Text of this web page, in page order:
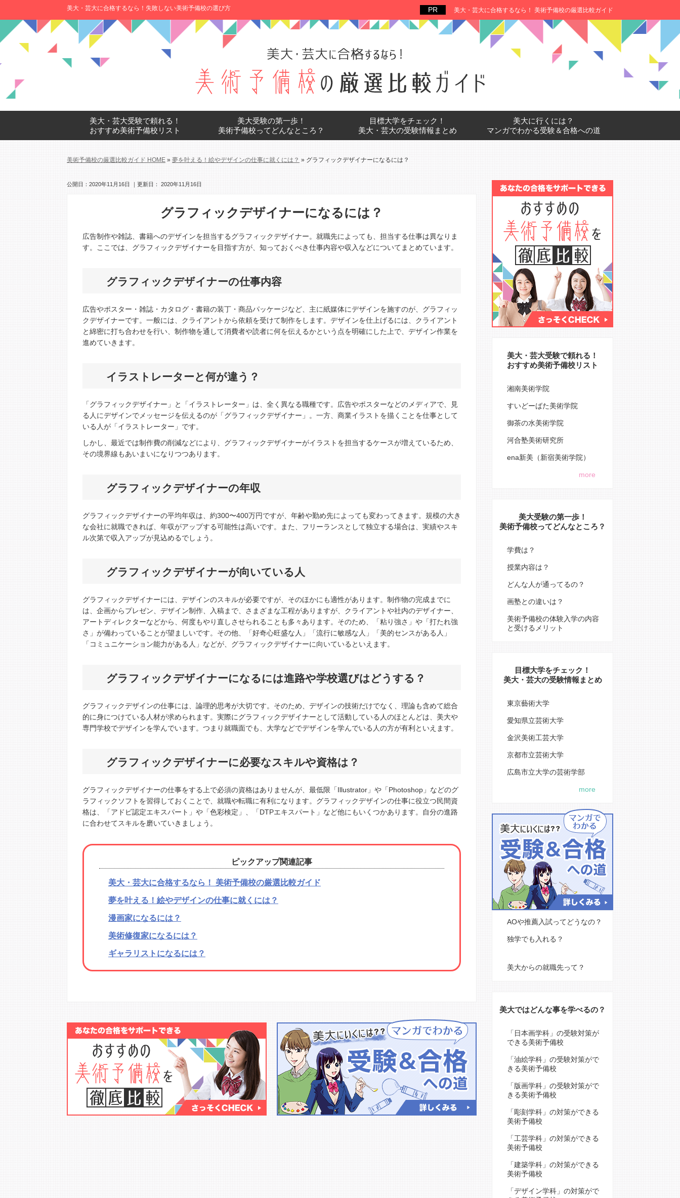
美大・芸大に合格するなら！ 美術予備校の厳選比較ガイド
美大・芸大に合格するなら！失敗しない美術予備校の選び方
美大・芸大受験で頼れる！
おすすめ美術予備校リスト
美大受験の第一歩！
美術予備校ってどんなところ？
目標大学をチェック！
美大・芸大の受験情報まとめ
美大に行くには？
マンガでわかる受験＆合格への道
美術予備校の厳選比較ガイド HOME » 夢を叶える！絵やデザインの仕事に就くには？ » グラフィックデザイナーになるには？
公開日： 2020年11月16日 ｜更新日： 2020年11月16日
グラフィックデザイナーになるには？
広告制作や雑誌、書籍へのデザインを担当するグラフィックデザイナー。就職先によっても、担当する仕事は異なりま
す。ここでは、グラフィックデザイナーを目指す方が、知っておくべき仕事内容や収入などについてまとめています。
グラフィックデザイナーの仕事内容
広告やポスター・雑誌・カタログ・書籍の装丁・商品パッケージなど、主に紙媒体にデザインを施すのが、グラフィッ
クデザイナーです。一般には、クライアントから依頼を受けて制作をします。デザインを仕上げるには、クライアント
と綿密に打ち合わせを行い、制作物を通して消費者や読者に何を伝えるかという点を明確にした上で、デザイン作業を
進めていきます。
イラストレーターと何が違う？
「グラフィックデザイナー」と「イラストレーター」は、全く異なる職種です。広告やポスターなどのメディアで、見
る人にデザインでメッセージを伝えるのが「グラフィックデザイナー」。一方、商業イラストを描くことを仕事として
いる人が「イラストレーター」です。
しかし、最近では制作費の削減などにより、グラフィックデザイナーがイラストを担当するケースが増えているため、
その境界線もあいまいになりつつあります。
グラフィックデザイナーの年収
グラフィックデザイナーの平均年収は、約300〜400万円ですが、年齢や勤め先によっても変わってきます。規模の大き
な会社に就職できれば、年収がアップする可能性は高いです。また、フリーランスとして独立する場合は、実績やスキ
ル次第で収入アップが見込めるでしょう。
グラフィックデザイナーが向いている人
グラフィックデザイナーには、デザインのスキルが必要ですが、そのほかにも適性があります。制作物の完成までに
は、企画からプレゼン、デザイン制作、入稿まで、さまざまな工程がありますが、クライアントや社内のデザイナー、
アートディレクターなどから、何度もやり直しさせられることも多々あります。そのため、「粘り強さ」や「打たれ強
さ」が備わっていることが望ましいです。その他、「好奇心旺盛な人」「流行に敏感な人」「美的センスがある人」
「コミュニケーション能力がある人」などが、グラフィックデザイナーに向いているといえます。
グラフィックデザイナーになるには進路や学校選びはどうする？
グラフィックデザインの仕事には、論理的思考が大切です。そのため、デザインの技術だけでなく、理論も含めて総合
的に身につけている人材が求められます。実際にグラフィックデザイナーとして活動している人のほとんどは、美大や
専門学校でデザインを学んでいます。つまり就職面でも、大学などでデザインを学んでいる人の方が有利といえます。
グラフィックデザイナーに必要なスキルや資格は？
グラフィックデザイナーの仕事をする上で必須の資格はありませんが、最低限「Illustrator」や「Photoshop」などのグ
ラフィックソフトを習得しておくことで、就職や転職に有利になります。グラフィックデザインの仕事に役立つ民間資
格は、「アドビ認定エキスパート」や「色彩検定」、「DTPエキスパート」など他にもいくつかあります。自分の進路
に合わせてスキルを磨いていきましょう。
ピックアップ関連記事
美大・芸大に合格するなら！ 美術予備校の厳選比較ガイド
夢を叶える！絵やデザインの仕事に就くには？
漫画家になるには？
美術修復家になるには？
ギャラリストになるには？
美大・芸大受験で頼れる！
おすすめ美術予備校リスト
湘南美術学院
すいどーばた美術学院
御茶の水美術学院
河合塾美術研究所
ena新美（新宿美術学院）
more
美大受験の第一歩！
美術予備校ってどんなところ？
学費は？
授業内容は？
どんな人が通ってるの？
画塾との違いは？
美術予備校の体験入学の内容
と受けるメリット
目標大学をチェック！
美大・芸大の受験情報まとめ
東京藝術大学
愛知県立芸術大学
金沢美術工芸大学
京都市立芸術大学
広島市立大学の芸術学部
more
AOや推薦入試ってどうなの？
独学でも入れる？
美大からの就職先って？
美大ではどんな事を学べるの？
「日本画学科」の受験対策が
できる美術予備校
「油絵学科」の受験対策がで
きる美術予備校
「版画学科」の受験対策がで
きる美術予備校
「彫刻学科」の対策ができる
美術予備校
「工芸学科」の対策ができる
美術予備校
「建築学科」の対策ができる
美術予備校
「デザイン学科」の対策がで